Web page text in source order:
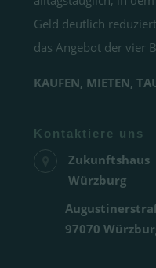
Geld deutlich
das Angebot der vier
KAUFEN, MIETEN,
Kontaktiere uns
Zukunftshaus
Würzburg
97070